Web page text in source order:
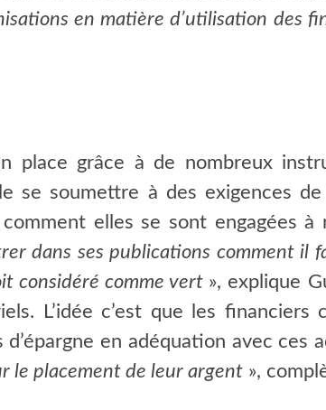
en matière d’utilisation des
place grâce à de nombreux
se soumettre à des exigences
elles se sont engagées
dans ses publications comment il
considéré comme vert », explique
L’idée c’est que les financiers
en adéquation avec ces
le placement de leur argent »,